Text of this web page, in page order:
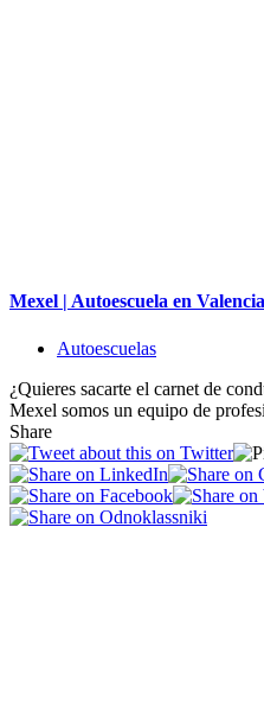
Mexel | Autoescuela en Valencia
Autoescuelas
¿Quieres sacarte el carnet de
Mexel somos un equipo de
Share